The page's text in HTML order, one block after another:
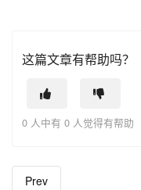
这篇文章有帮助吗？
0 人中有 0 人觉得有帮助
Prev